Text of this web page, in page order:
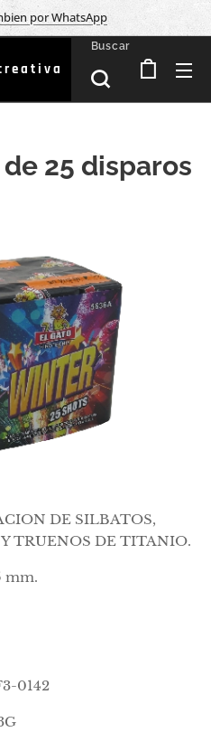
por WhatsApp
Buscar
25 disparos
DE SILBATOS,
TRUENOS DE TITANIO.
mm.
0142